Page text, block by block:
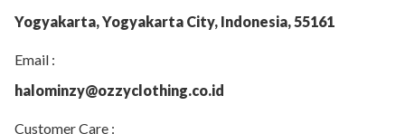
Yogyakarta, Yogyakarta City, Indonesia, 55161
Email :
halominzy@ozzyclothing.co.id
Customer Care :